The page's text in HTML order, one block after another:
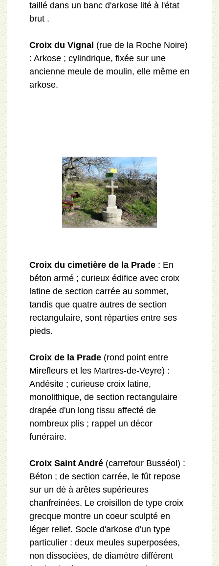
taillé dans un banc d'arkose lité à l'état
brut .
Croix du Vignal (rue de la Roche Noire)
: Arkose ; cylindrique, fixée sur une
ancienne meule de moulin, elle même en
arkose.
Croix du cimetière de la Prade : En
béton armé ; curieux édifice avec croix
latine de section carrée au sommet,
tandis que quatre autres de section
rectangulaire, sont réparties entre ses
pieds.
Croix de la Prade (rond point entre
Mirefleurs et les Martres-de-Veyre) :
Andésite ; curieuse croix latine,
monolithique, de section rectangulaire
drapée d'un long tissu affecté de
nombreux plis ; rappel un décor
funéraire.
Croix Saint André (carrefour Busséol) :
Béton ; de section carrée, le fût repose
sur un dé à arêtes supérieures
chanfreinées. Le croisillon de type croix
grecque montre un coeur sculpté en
léger relief. Socle d'arkose d'un type
particulier : deux meules superposées,
non dissociées, de diamètre différent